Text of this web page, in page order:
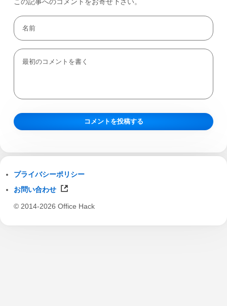
プライバシーポリシー
お問い合わせ
© 2014-2026 Office Hack